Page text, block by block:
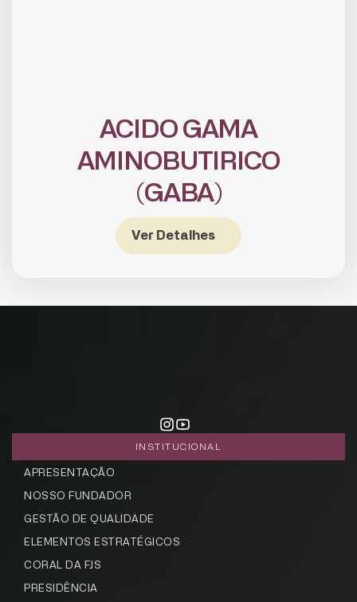
ACIDO GAMA
AMINOBUTIRICO
(GABA)
Ver Detalhes
INSTITUCIONAL
APRESENTAÇÃO
NOSSO FUNDADOR
GESTÃO DE QUALIDADE
ELEMENTOS ESTRATÉGICOS
CORAL DA FJS
PRESIDÊNCIA
CADASTRE-SE
receba notícias da Fundação José
Silveira em seu e-mail.